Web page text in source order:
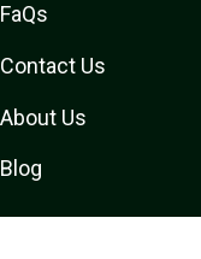
FaQs
Contact Us
About Us
Blog